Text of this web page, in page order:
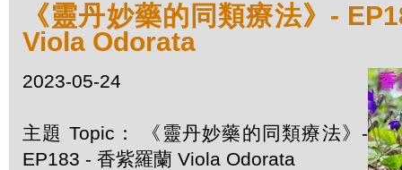
《靈丹妙藥的同類療法》-
Viola Odorata
2023-05-24
主題 Topic： 《靈丹妙藥的同類療法》-
EP183 - 香紫羅蘭 Viola Odorata